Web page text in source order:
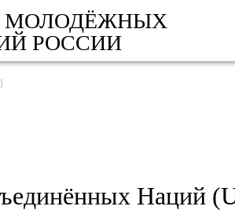
МОЛОДЁЖНЫХ
РОССИИ
Наций